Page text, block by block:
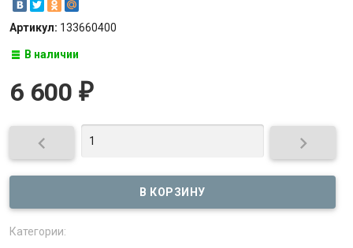
Артикул: 133660400
В наличии
6 600 ₽
 
Категории: